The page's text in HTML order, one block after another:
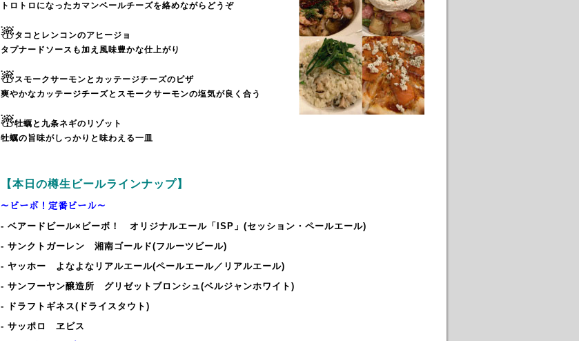
トロトロになったカマンベールチーズを絡めながらどうぞ
☃タコとレンコンのアヒージョ
タプナードソースも加え風味豊かな仕上がり
☃スモークサーモンとカッテージチーズのピザ
爽やかなカッテージチーズとスモークサーモンの塩気が良く合う
☃牡蠣と九条ネギのリゾット
牡蠣の旨味がしっかりと味わえる一皿
【本日の樽生ビールラインナップ】
～ビーボ！定番ビール～
- ベアードビール×ビーボ！ オリジナルエール「ISP」(セッション・ペールエール)
- サンクトガーレン 湘南ゴールド(フルーツビール)
- ヤッホー よなよなリアルエール(ペールエール／リアルエール)
- サンフーヤン醸造所 グリゼットブロンシュ(ベルジャンホワイト)
- ドラフトギネス(ドライスタウト)
- サッポロ ヱビス